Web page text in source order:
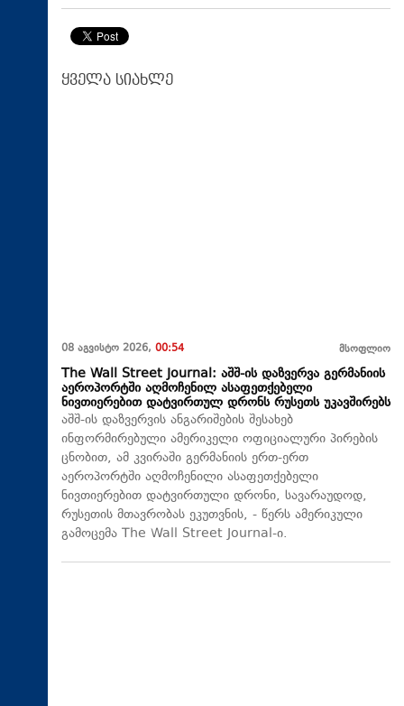
ყველა სიახლე
08 აგვისტო 2026, 00:54 მსოფლიო
The Wall Street Journal: აშშ-ის დაზვერვა გერმანიის
აეროპორტში აღმოჩენილ ასაფეთქებელი
ნივთიერებით დატვირთულ დრონს რუსეთს უკავშირებს
აშშ-ის დაზვერვის ანგარიშების შესახებ
ინფორმირებული ამერიკელი ოფიციალური პირების
ცნობით, ამ კვირაში გერმანიის ერთ-ერთ
აეროპორტში აღმოჩენილი ასაფეთქებელი
ნივთიერებით დატვირთული დრონი, სავარაუდოდ,
რუსეთის მთავრობას ეკუთვნის, - წერს ამერიკული
გამოცემა The Wall Street Journal-ი.